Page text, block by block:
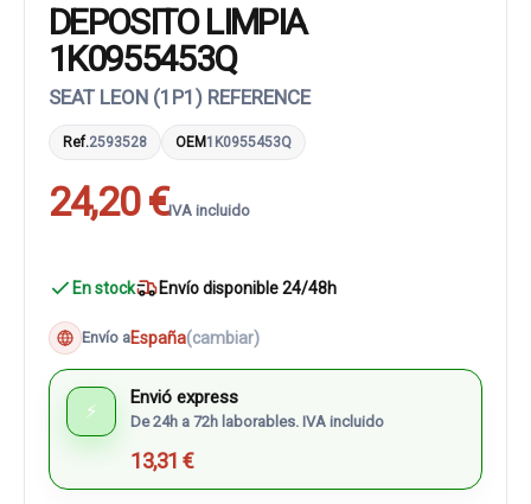
DEPOSITO LIMPIA
1K0955453Q
SEAT LEON (1P1) REFERENCE
Ref.2593528 OEM1K0955453Q
24,20 €IVA incluido
En stock Envío disponible 24/48h
Envío aEspaña(cambiar)
⚡
Envió express
De 24h a 72h laborables. IVA incluido
13,31 €